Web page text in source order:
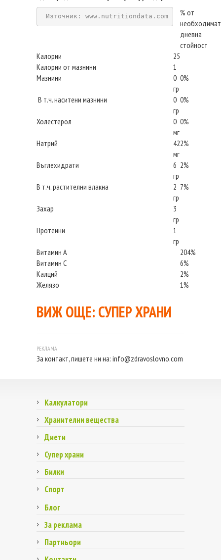
Източник: www.nutritiondata.com
% от
дневна
стойност
Калории
25
Калории от мазнини
1
Мазнини
0
гр
0%
В т.ч. наситени мазнини
0
гр
0%
Холестерол
0
мг
0%
Натрий
42
мг
2%
Въглехидрати
6
гр
2%
В т.ч. растителни влакна
2
гр
7%
Захар
3
гр
Протеини
1
гр
Витамин А
204%
Витамин С
6%
Калций
2%
Желязо
1%
ВИЖ ОЩЕ: СУПЕР ХРАНИ
За контакт, пишете ни на: info@zdravoslovno.com
Калкулатори
Хранителни вещества
Диети
Супер храни
Билки
Спорт
Блог
За реклама
Партньори